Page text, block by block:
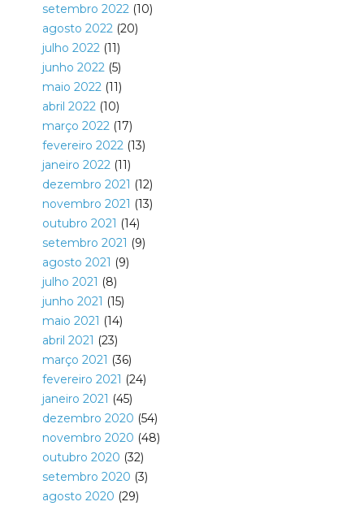
setembro 2022(10)
agosto 2022(20)
julho 2022(11)
junho 2022(5)
maio 2022(11)
abril 2022(10)
março 2022(17)
fevereiro 2022(13)
janeiro 2022(11)
dezembro 2021 (12)
novembro 2021 (13)
outubro 2021 (14)
setembro 2021 (9)
agosto 2021 (9)
julho 2021 (8)
junho 2021 (15)
maio 2021 (14)
abril 2021 (23)
março 2021 (36)
fevereiro 2021 (24)
janeiro 2021 (45)
dezembro 2020 (54)
novembro 2020 (48)
outubro 2020 (32)
setembro 2020 (3)
agosto 2020 (29)